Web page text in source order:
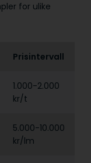
for ulike
Prisintervall
1.000-2.000
kr/t
5.000-10.000
kr/lm